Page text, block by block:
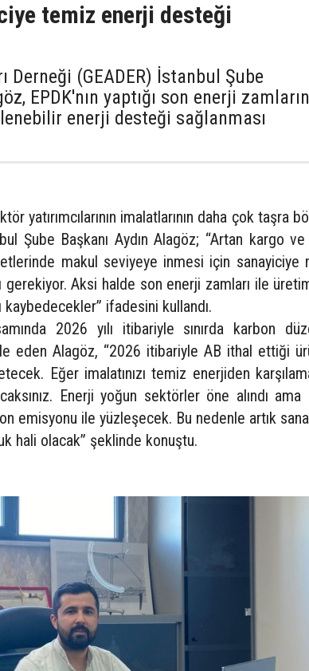
temiz enerji desteği
Derneği (GEADER) İstanbul Şube
EPDK'nın yaptığı son enerji
enerji desteği sağlanması
yatırımcılarının imalatlarının daha çok taşra
Şube Başkanı Aydın Alagöz; “Artan kargo
makul seviyeye inmesi için sanayiciye
Aksi halde son enerji zamları ile
ifadesini kullandı.
2026 yılı itibariyle sınırda karbon
eden Alagöz, “2026 itibariyle AB ithal ettiği
Eğer imalatınızı temiz enerjiden
Enerji yoğun sektörler öne alındı ama
emisyonu ile yüzleşecek. Bu nedenle artık
hali olacak” şeklinde konuştu.